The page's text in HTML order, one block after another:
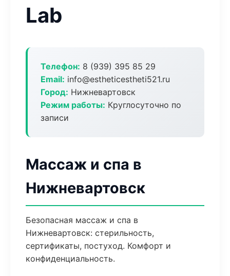
Lab
Телефон: 8 (939) 395 85 29
Email: info@estheticestheti521.ru
Город: Нижневартовск
Режим работы: Круглосуточно по
записи
Массаж и спа в
Нижневартовск
Безопасная массаж и спа в
Нижневартовск: стерильность,
сертификаты, постуход. Комфорт и
конфиденциальность.